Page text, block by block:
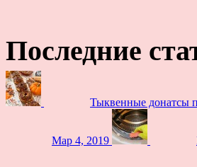
Последние
Тыквенные донатсы
Мар 4, 2019